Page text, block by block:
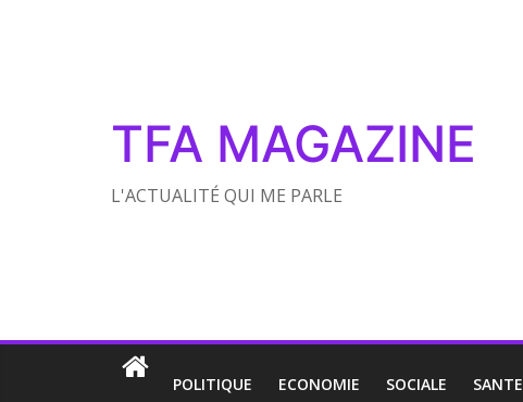
TFA MAGAZINE
L'ACTUALITÉ QUI ME PARLE
POLITIQUE ECONOMIE SOCIALE SANTE